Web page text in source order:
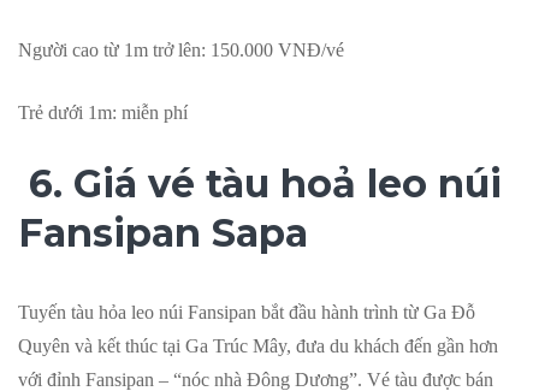
Người cao từ 1m trở lên: 150.000 VNĐ/vé
Trẻ dưới 1m: miễn phí
6. Giá vé tàu hoả leo núi
Fansipan Sapa
Tuyến tàu hỏa leo núi Fansipan bắt đầu hành trình từ Ga Đỗ
Quyên và kết thúc tại Ga Trúc Mây, đưa du khách đến gần hơn
với đỉnh Fansipan – “nóc nhà Đông Dương”. Vé tàu được bán